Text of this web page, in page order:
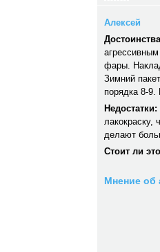
Алексей
фары.
Зимний
порядка 8-
Недостатки:
лакокраску,
делают
Стоит ли
Мнение об